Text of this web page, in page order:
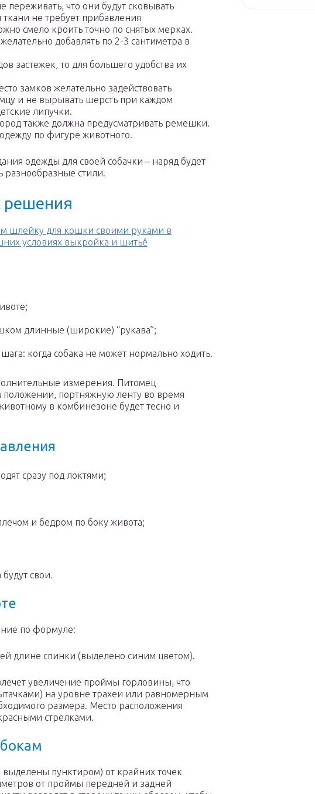
что они будут сковывать
не требует прибавления
смело кроить точно по снятых мерках.
добавлять по 2-3 сантиметра в
застежек, то для большего удобства их
замков желательно задействовать
и не вырывать шерсть при каждом
липучки.
также должна предусматривать ремешки.
по фигуре животного.
одежды для своей собачки – наряд будет
разнообразные стили.
решения
шлейку для кошки своими руками в
условиях выкройка и шитьё
длинные (широкие) “рукава”;
когда собака не может нормально ходить.
измерения. Питомец
положении, портняжную ленту во время
в комбинезоне будет тесно и
сразу под локтями;
и бедром по боку живота;
свои.
по формуле:
длине спинки (выделено синим цветом).
увеличение проймы горловины, что
на уровне трахеи или равномерным
размера. Место расположения
стрелками.
пунктиром) от крайних точек
от проймы передней и задней